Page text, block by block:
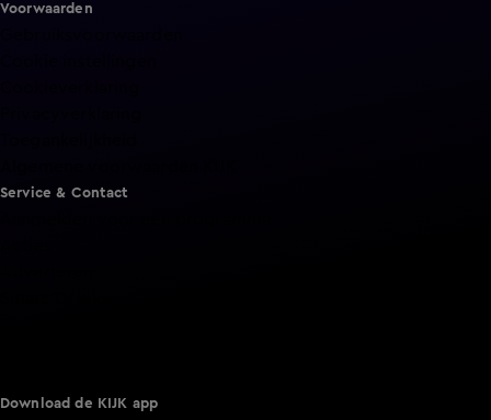
Voorwaarden
Service & Contact
Download de KIJK app